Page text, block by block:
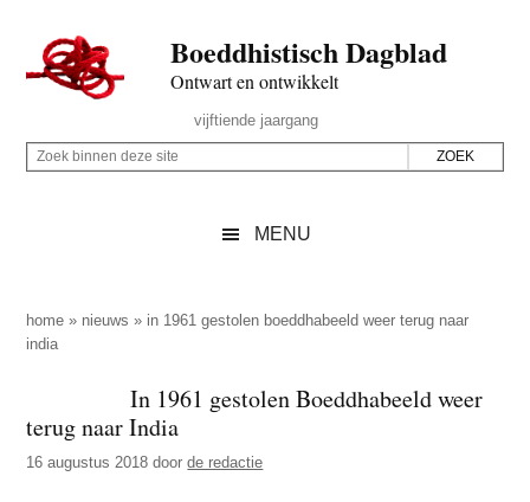
naar
de
inhoud
secondary
naar
de
sidebar
naar
de
Boeddhistisch Dagblad
Ontwart en ontwikkelt
Rechts
vijftiende jaargang
Z
p
d
z
e
Z
i
n
n
d
MENU
home » nieuws » in 1961 gestolen boeddhabeeld weer terug naar
india
In 1961 gestolen Boeddhabeeld weer
terug naar India
16 augustus 2018 doorde redactie